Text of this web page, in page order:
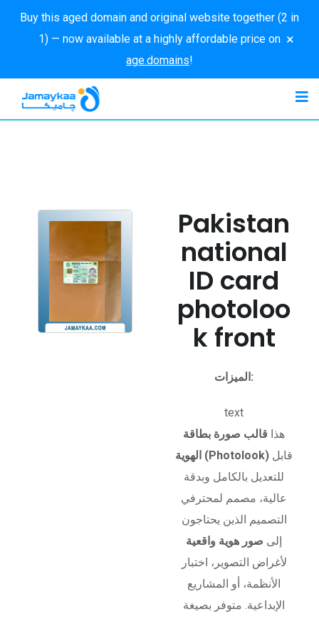
Buy this aged domain and original website together (2 in
1) — now available at a highly affordable price on
age.domains!
×
Pakistan
national
ID card
photoloo
k front
الميزات:
text
هذا قالب صورة بطاقة
الهوية (Photolook)
للتعديل بالكامل وبدقة
عالية، مصمم لمحترفي
التصميم الذين يحتاجون
إلى صور هوية واقعية
لأغراض التصوير، اختبار
الأنظمة، أو المشاريع
الإبداعية. متوفر بصيغة